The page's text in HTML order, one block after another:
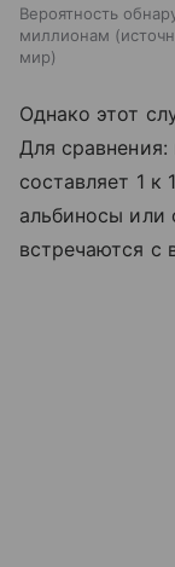
Вероятность
миллионам
мир
Однако этот
Для
составляет 1
альбиносы или
встречаются с